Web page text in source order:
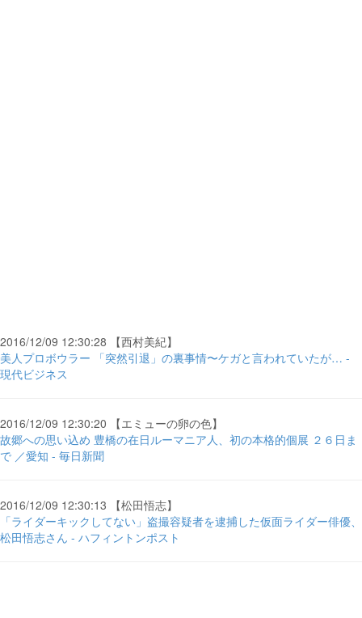
2016/12/09 12:30:28 【西村美紀】
美人プロボウラー 「突然引退」の裏事情〜ケガと言われていたが… -
現代ビジネス
2016/12/09 12:30:20 【エミューの卵の色】
故郷への思い込め 豊橋の在日ルーマニア人、初の本格的個展 ２６日ま
で ／愛知 - 毎日新聞
2016/12/09 12:30:13 【松田悟志】
「ライダーキックしてない」盗撮容疑者を逮捕した仮面ライダー俳優、
松田悟志さん - ハフィントンポスト